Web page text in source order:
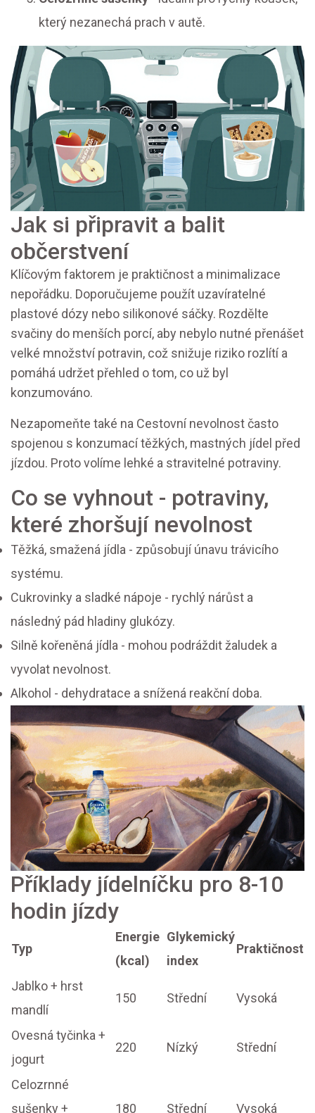
který nezanechá prach v autě.
Jak si připravit a balit
občerstvení
Klíčovým faktorem je praktičnost a minimalizace
nepořádku. Doporučujeme použít uzavíratelné
plastové dózy nebo silikonové sáčky. Rozdělte
svačiny do menších porcí, aby nebylo nutné přenášet
velké množství potravin, což snižuje riziko rozlítí a
pomáhá udržet přehled o tom, co už byl
konzumováno.
Nezapomeňte také na Cestovní nevolnostčasto
spojenou s konzumací těžkých, mastných jídel před
jízdou. Proto volíme lehké a stravitelné potraviny.
Co se vyhnout - potraviny,
které zhoršují nevolnost
Těžká, smažená jídla - způsobují únavu trávicího
systému.
Cukrovinky a sladké nápoje - rychlý nárůst a
následný pád hladiny glukózy.
Silně kořeněná jídla - mohou podráždit žaludek a
vyvolat nevolnost.
Alkohol - dehydratace a snížená reakční doba.
Příklady jídelníčku pro 8-10
hodin jízdy
Typ
Energie
(kcal)
Glykemický
index
Praktičnost
Jablko + hrst
mandlí
150 Střední Vysoká
Ovesná tyčinka +
jogurt
220 Nízký Střední
Celozrnné
sušenky +
180 Střední Vysoká